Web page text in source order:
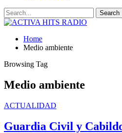
Home
Medio ambiente
Browsing Tag
Medio ambiente
ACTUALIDAD
Guardia Civil y